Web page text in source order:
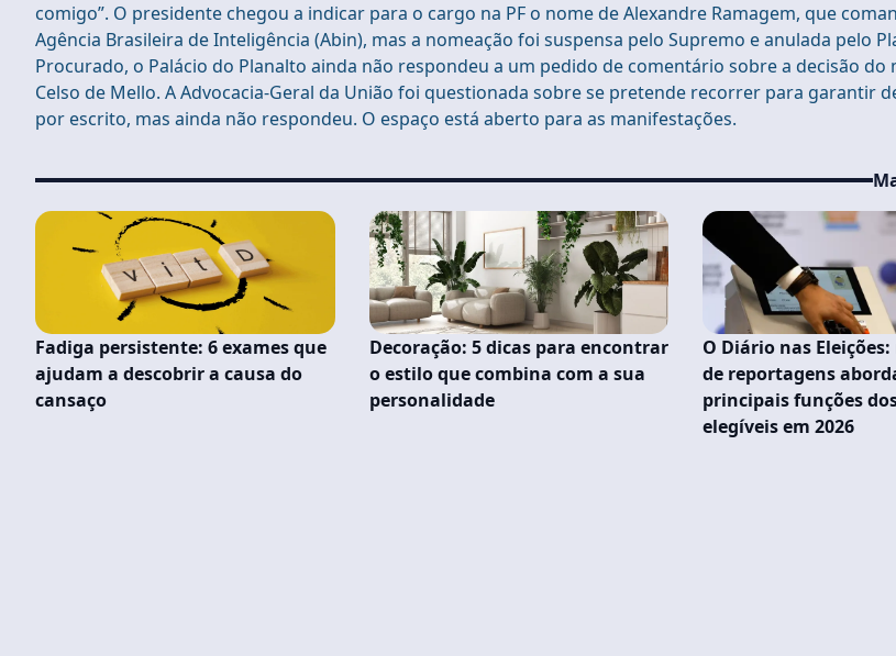
comigo”. O presidente chegou a indicar para o cargo na PF o nome de Alexandre Ramagem, que
Agência Brasileira de Inteligência (Abin), mas a nomeação foi suspensa pelo Supremo e anulada pelo
Procurado, o Palácio do Planalto ainda não respondeu a um pedido de comentário sobre a decisão do
Celso de Mello. A Advocacia-Geral da União foi questionada sobre se pretende recorrer para garantir
por escrito, mas ainda não respondeu. O espaço está aberto para as manifestações.
Fadiga persistente: 6 exames que
ajudam a descobrir a causa do
cansaço
Decoração: 5 dicas para encontrar
o estilo que combina com a sua
personalidade
O Diário nas
de reportagens
principais funções
elegíveis em 2026